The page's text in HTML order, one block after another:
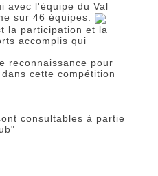
avec l'équipe du Val
sur 46 équipes.
la participation et la
accomplis qui
reconnaissance pour
cette compétition
consultables à partie